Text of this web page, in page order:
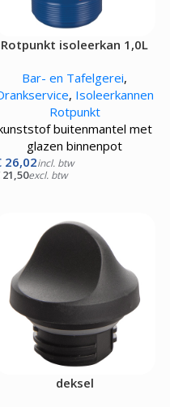
Chocoladewarmers
Warmhoudkasten
Warmhoudlampen
Warmhoudplaten
Warmhoudvitrines
Worstenwarmers
Kokskleding
Rotpunkt isoleerkan 1,0L
Bar- en Tafelgerei,
, Isoleerkannen
Rotpunkt
buitenmantel met
glazen binnenpot
26,02incl. btw
21,50excl. btw
deksel